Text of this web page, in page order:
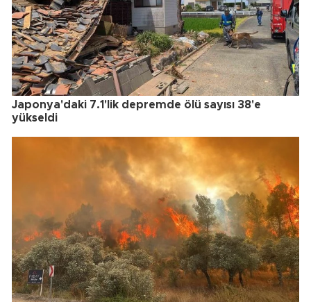
Japonya'daki 7.1'lik depremde ölü sayısı 38'e
yükseldi